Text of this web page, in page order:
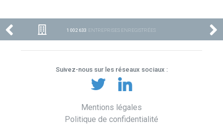
1 002 633 ENTREPRISES ENREGISTRÉES
Suivez-nous sur les réseaux sociaux :
Mentions légales
Politique de confidentialité